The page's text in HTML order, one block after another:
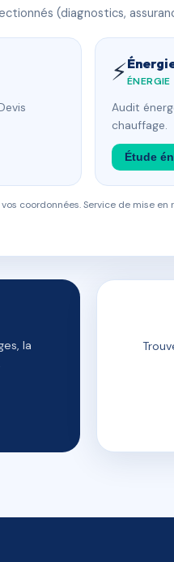
(diagnostics,
⚡ÉNERGIE
Audit
chauffage.
Étude
coordonnées. Service de mise
la